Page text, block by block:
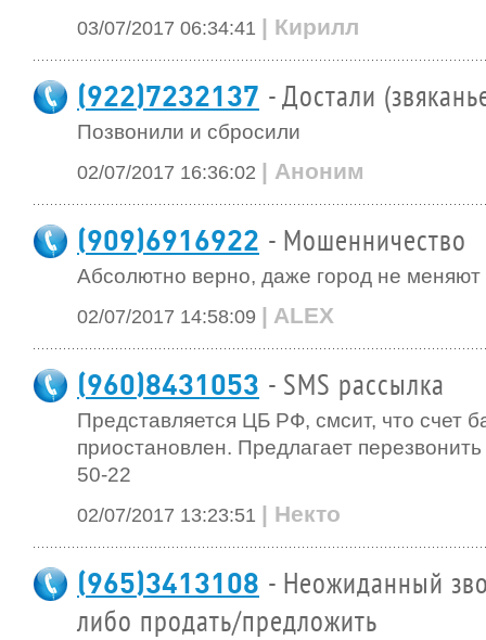
03/07/2017 06:34:41 | Кирилл
(922)7232137 - Достали
Позвонили и сбросили
02/07/2017 16:36:02 | Аноним
(909)6916922 - Мошенничество
Абсолютно верно, даже город не меняют
02/07/2017 14:58:09 | ALEX
(960)8431053 - SMS рассылка
Представляется ЦБ РФ, смсит, что счет
приостановлен. Предлагает
50-22
02/07/2017 13:23:51 | Некто
(965)3413108 - Неожиданный
либо продать/предложить